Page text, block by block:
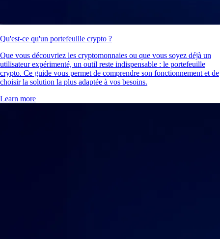
Qu'est-ce qu'un portefeuille crypto ?
Que vous découvriez les cryptomonnaies ou que vous soyez déjà un
utilisateur expérimenté, un outil reste indispensable : le portefeuille
crypto. Ce guide vous permet de comprendre son fonctionnement et de
choisir la solution la plus adaptée à vos besoins.
Learn more